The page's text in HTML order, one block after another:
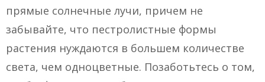
прямые солнечные лучи, причем не
забывайте, что пестролистные формы
растения нуждаются в большем количестве
света, чем одноцветные. Позаботьтесь о том,